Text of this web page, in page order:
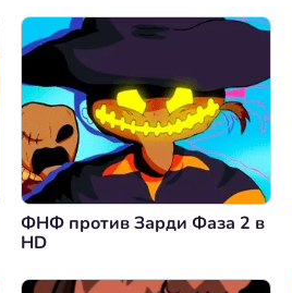
ФНФ против Зарди Фаза 2 в
HD